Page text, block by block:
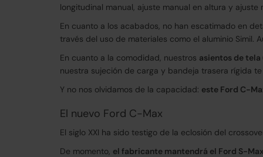
longitudinal manual, ajuste manual en altura y
En cuanto a los acabados, no han escatimado en
través del uso de materiales como el aluminio Simil.
En cuanto a la comodidad, nuestros asientos de
nuestra sujeción de carga y bandeja trasera rígida
Y no nos olvidamos de la capacidad: este Ford C-
El nuevo Ford C-Max
El siglo XXI ha sido testigo de la eclosión del
De momento, el fabricante mantendrá el Ford S-